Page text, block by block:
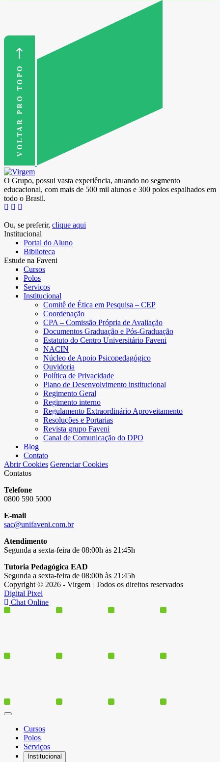
VOLTAR PRO TOPO
O Grupo, possui vasta experiência, atuando no segmento
educacional, com mais de 500 mil alunos e 300 polos espalhados em
todo o Brasil.
Ou, se preferir, clique aqui
Institucional
Portal do Aluno
Biblioteca
Estude na Faveni
Cursos
Polos
Serviços
Institucional
Comitê de Ética em Pesquisa – CEP
Coordenação
CPA – Comissão Própria de Avaliação
Documentos Graduação e Pós-Graduação
Estatuto do Centro Universitário Faveni
NACIN
Núcleo de Apoio Psicopedagógico
Ouvidoria
Política de Privacidade
Plano de Desenvolvimento institucional
Regimento Geral
Regimento interno
Regulamento Extraordinário Aproveitamento
Resoluções e Portarias
Revista grupo Faveni
Canal de Comunicação do DPO
Blog
Contato
Abrir Cookies Gerenciar Cookies
Contatos
Telefone
0800 590 5000
E-mail
sac@unifaveni.com.br
Atendimento
Segunda a sexta-feira de 08:00h às 21:45h
Tutoria Pedagógica EAD
Segunda a sexta-feira de 08:00h às 21:45h
Copyright © 2026 - Virgem | Todos os direitos reservados
Digital Pixel
Chat Online
Cursos
Polos
Serviços
Institucional